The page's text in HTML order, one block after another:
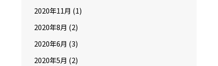
2020年11月 (1)
2020年8月 (2)
2020年6月 (3)
2020年5月 (2)